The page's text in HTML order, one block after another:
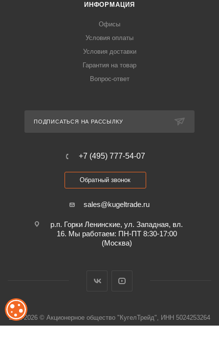
ИНФОРМАЦИЯ
Офисы
Условия оплаты
Условия доставки
Гарантия на товар
Вопрос-ответ
ПОДПИСАТЬСЯ НА РАССЫЛКУ
+7 (495) 777-54-07
Обратный звонок
sales@kugeltrade.ru
р.п. Горки Ленинские, ул. Западная, вл.
16. Мы работаем: ПН-ПТ 8:30-17:00
(Москва)
2011-2026 © Акционерное общество "КугелТрейд", ИНН 5024253264
ОБРАБОТКА ФАЙЛОВ COOKIE